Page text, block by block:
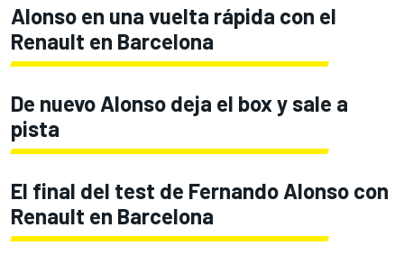
Alonso en una vuelta rápida con el
Renault en Barcelona
De nuevo Alonso deja el box y sale a
pista
El final del test de Fernando Alonso con
Renault en Barcelona